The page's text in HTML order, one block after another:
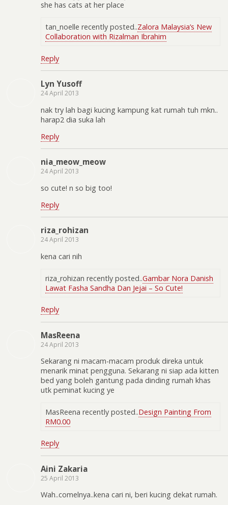
she has cats at her place
tan_noelle recently posted..Zalora Malaysia’s New
Collaboration with Rizalman Ibrahim
Reply
Lyn Yusoff
24 April 2013
nak try lah bagi kucing kampung kat rumah tuh mkn..
harap2 dia suka lah
Reply
nia_meow_meow
24 April 2013
so cute! n so big too!
Reply
riza_rohizan
24 April 2013
kena cari nih
riza_rohizan recently posted..Gambar Nora Danish
Lawat Fasha Sandha Dan Jejai – So Cute!
Reply
MasReena
24 April 2013
Sekarang ni macam-macam produk direka untuk
menarik minat pengguna. Sekarang ni siap ada kitten
bed yang boleh gantung pada dinding rumah khas
utk peminat kucing ye
MasReena recently posted..Design Painting From
RM0.00
Reply
Aini Zakaria
25 April 2013
Wah..comelnya..kena cari ni, beri kucing dekat rumah.